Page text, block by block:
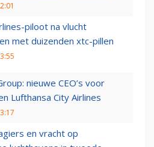
piloot na vlucht
met duizenden xtc-pillen
nieuwe CEO’s voor
Lufthansa City Airlines
en vracht op